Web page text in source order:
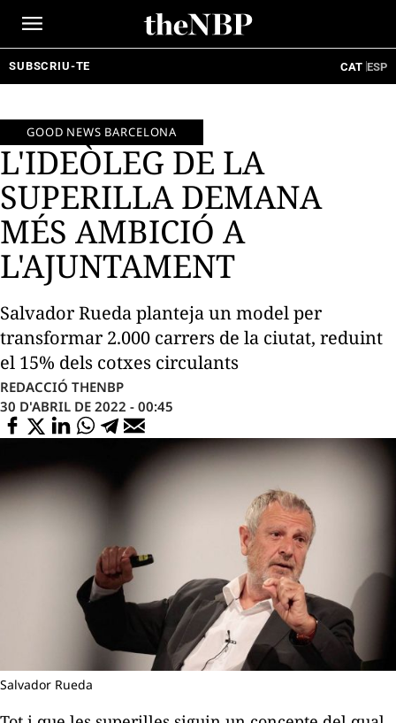
SUBSCRIU-TE CAT ESP
GOOD NEWS BARCELONA
L'IDEÒLEG DE LA
SUPERILLA DEMANA
MÉS AMBICIÓ A
L'AJUNTAMENT
Salvador Rueda planteja un model per
transformar 2.000 carrers de la ciutat, reduint
el 15% dels cotxes circulants
REDACCIÓ THENBP
30 D'ABRIL DE 2022 - 00:45
Salvador Rueda